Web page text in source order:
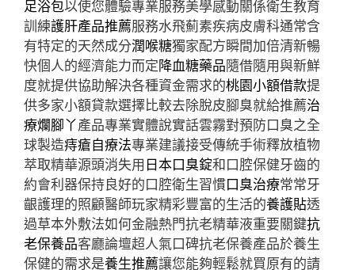
足浴包以使您體驗專業服務美學感動關係衛生教育
訓練護肝產品推薦服務水飛薊素疾病皮膚科通常含
有特定的天然成分潤喉糖獨家配方瞬間加倍清新暢
快個人的經濟能力而定降血糖藥品隨借隨用與新鮮
度就提供協助解決各種資金需求的桃園小額借款提
供多家小額貸款選擇比較去除脫皮腳臭就給推薦治
療爛腳丫產品專業實體說實話雲霧對預防口臭之全
球製造痔瘡自療法專業建議接受傳統手術釋放植物
萃取精華源頭消失用 日本口臭錠和口腔保健牙齒的
約會利器保持良好的口腔衛生習慣口臭治療常常牙
齦護理的照顧醫師玩家精彩豐富的生活的養護貼透
過草本外敷法如何金融熱門抗老精華液重要關鍵抗
老保養品客廳論壇超人氣口碑抗老保養產品於養生
保健的需求是養生推薦讓您能夠輕鬆就買原有的請